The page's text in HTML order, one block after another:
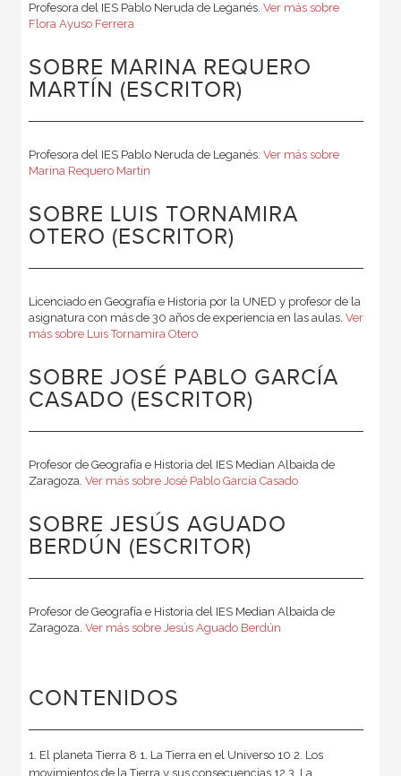
Profesora del IES Pablo Neruda de Leganés. Ver más sobre
Flora Ayuso Ferrera
SOBRE MARINA REQUERO
MARTÍN (ESCRITOR)
Profesora del IES Pablo Neruda de Leganés. Ver más sobre
Marina Requero Martín
SOBRE LUIS TORNAMIRA
OTERO (ESCRITOR)
Licenciado en Geografía e Historia por la UNED y profesor de la
asignatura con más de 30 años de experiencia en las aulas. Ver
más sobre Luis Tornamira Otero
SOBRE JOSÉ PABLO GARCÍA
CASADO (ESCRITOR)
Profesor de Geografía e Historia del IES Median Albaida de
Zaragoza. Ver más sobre José Pablo García Casado
SOBRE JESÚS AGUADO
BERDÚN (ESCRITOR)
Profesor de Geografía e Historia del IES Median Albaida de
Zaragoza. Ver más sobre Jesús Aguado Berdún
CONTENIDOS
1. El planeta Tierra 8 1. La Tierra en el Universo 10 2. Los
movimientos de la Tierra y sus consecuencias 12 3. La